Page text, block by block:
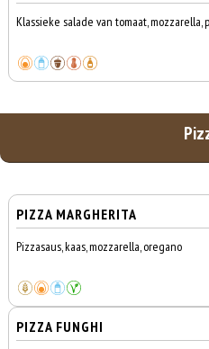
Klassieke salade van tomaat, mozzarella,
PIZZA MARGHERITA
Pizzasaus, kaas, mozzarella, oregano
PIZZA FUNGHI